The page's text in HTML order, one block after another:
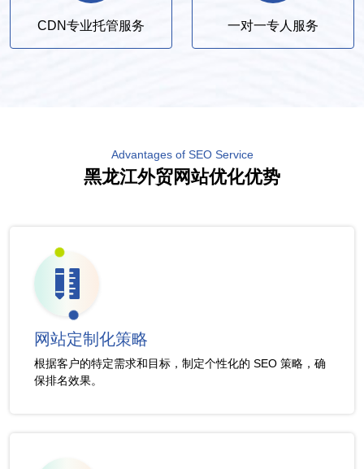
CDN专业托管服务 一对一专人服务
Advantages of SEO Service
黑龙江外贸网站优化优势
网站定制化策略
根据客户的特定需求和目标，制定个性化的 SEO 策略，确
保排名效果。